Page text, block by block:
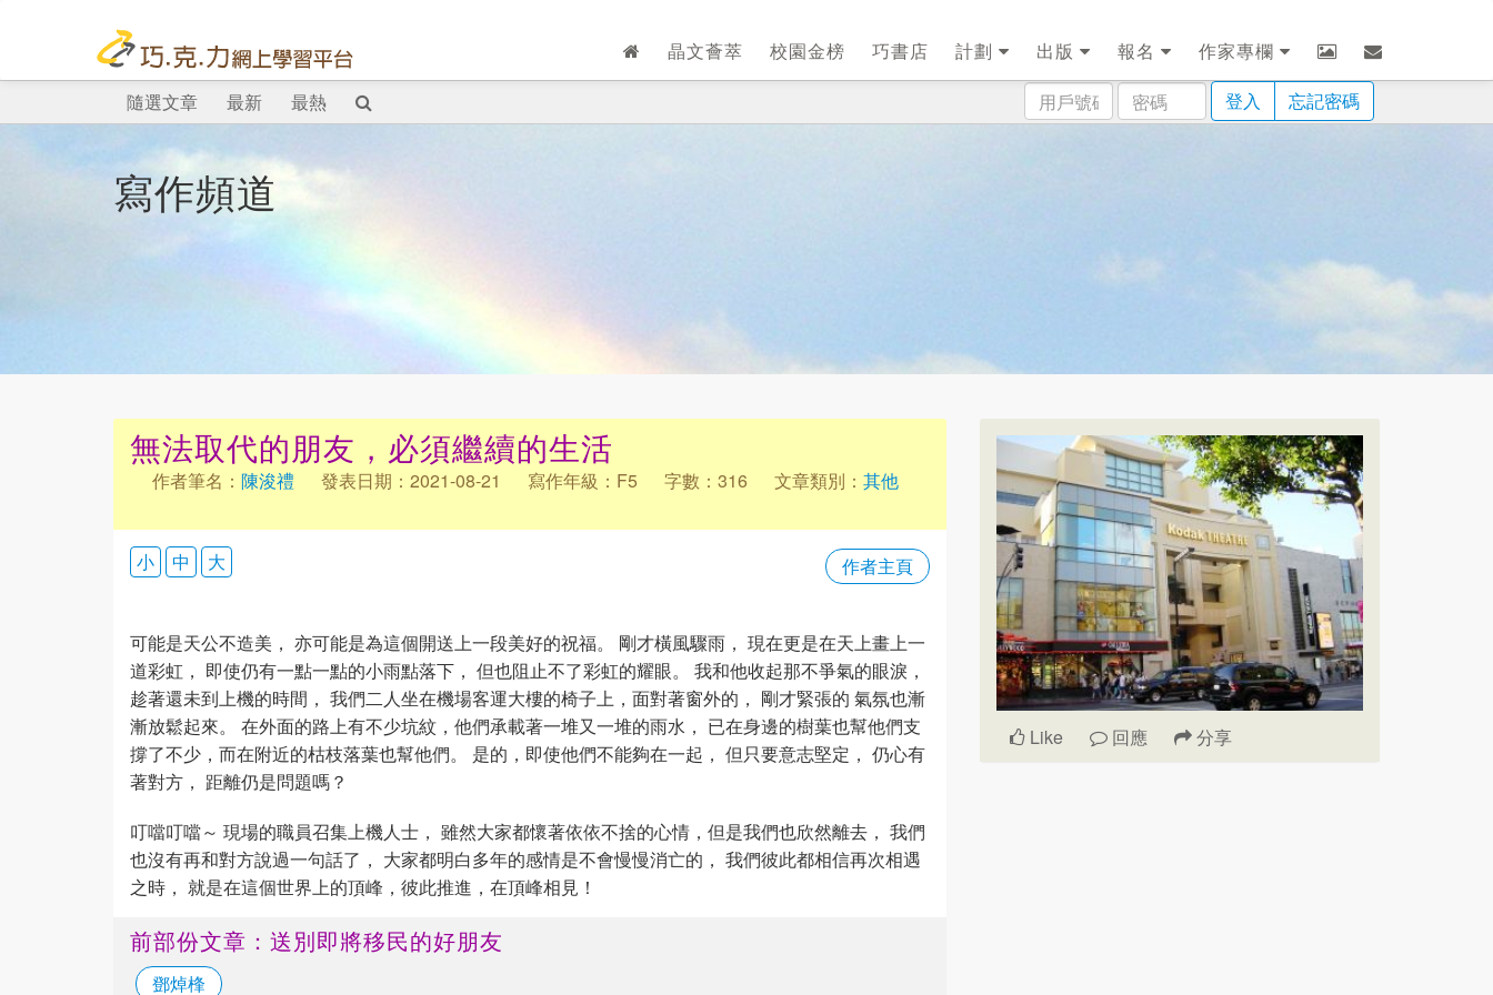
晶文薈萃 校園金榜 巧書店 計劃 出版 報名
作家專欄
用
戶
密
碼
登入 忘記密碼
隨選文章 最新 最熱
寫作頻道
無法取代的朋友，必須繼續的生活
作者筆名： 陳浚禮 發表日期：2021-08-21 寫作年級：F5 字數：316 文章類別： 其他
作者主頁
小 中 大
可能是天公不造美， 亦可能是為這個開送上一段美好的祝福。 剛才橫風驟雨， 現在更是在天上畫上一
道彩虹， 即使仍有一點一點的小雨點落下， 但也阻止不了彩虹的耀眼。 我和他收起那不爭氣的眼淚，
趁著還未到上機的時間， 我們二人坐在機場客運大樓的椅子上，面對著窗外的， 剛才緊張的 氣氛也漸
漸放鬆起來。 在外面的路上有不少坑紋，他們承載著一堆又一堆的雨水， 已在身邊的樹葉也幫他們支
撐了不少，而在附近的枯枝落葉也幫他們。 是的，即使他們不能夠在一起， 但只要意志堅定， 仍心有
著對方， 距離仍是問題嗎？
叮噹叮噹～ 現場的職員召集上機人士， 雖然大家都懷著依依不捨的心情，但是我們也欣然離去， 我們
也沒有再和對方說過一句話了， 大家都明白多年的感情是不會慢慢消亡的， 我們彼此都相信再次相遇
之時， 就是在這個世界上的頂峰，彼此推進，在頂峰相見！
前部份文章：送別即將移民的好朋友
鄧焯桻
Like 回應 分享